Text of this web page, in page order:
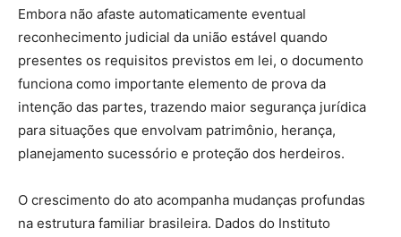
Embora não afaste automaticamente eventual
reconhecimento judicial da união estável quando
presentes os requisitos previstos em lei, o documento
funciona como importante elemento de prova da
intenção das partes, trazendo maior segurança jurídica
para situações que envolvam patrimônio, herança,
planejamento sucessório e proteção dos herdeiros.
O crescimento do ato acompanha mudanças profundas
na estrutura familiar brasileira. Dados do Instituto